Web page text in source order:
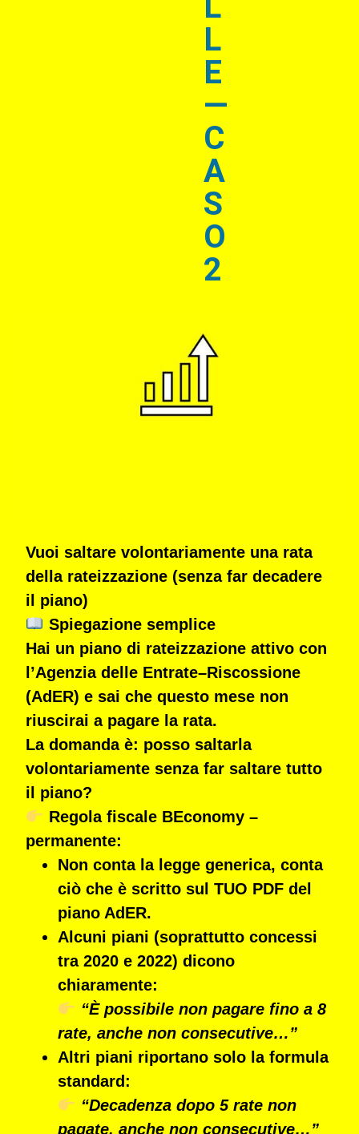
L
E
—
C
A
S
O
2
Vuoi saltare volontariamente una rata
della rateizzazione (senza far decadere
il piano)
Spiegazione semplice
Hai un piano di rateizzazione attivo con
l’Agenzia delle Entrate–Riscossione
(AdER) e sai che questo mese non
riuscirai a pagare la rata.
La domanda è: posso saltarla
volontariamente senza far saltare tutto
il piano?
Regola fiscale BEconomy –
permanente:
Non conta la legge generica, conta
ciò che è scritto sul TUO PDF del
piano AdER.
Alcuni piani (soprattutto concessi
tra 2020 e 2022) dicono
chiaramente:
“È possibile non pagare fino a 8
rate, anche non consecutive…”
Altri piani riportano solo la formula
standard:
“Decadenza dopo 5 rate non
pagate, anche non consecutive…”